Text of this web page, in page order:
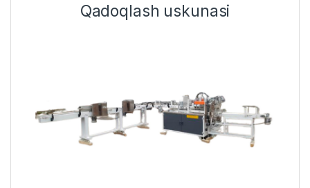
Qadoqlash uskunasi